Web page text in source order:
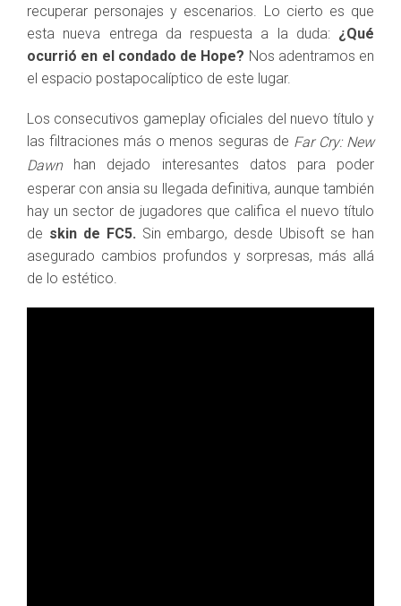
recuperar personajes y escenarios. Lo cierto es que
esta nueva entrega da respuesta a la duda: ¿Qué
ocurrió en el condado de Hope? Nos adentramos en
el espacio postapocalíptico de este lugar.
Los consecutivos gameplay oficiales del nuevo título y
las filtraciones más o menos seguras de Far Cry: New
Dawnhan dejado interesantes datos para poder
esperar con ansia su llegada definitiva, aunque también
hay un sector de jugadores que califica el nuevo título
de skin de FC5. Sin embargo, desde Ubisoft se han
asegurado cambios profundos y sorpresas, más allá
de lo estético.